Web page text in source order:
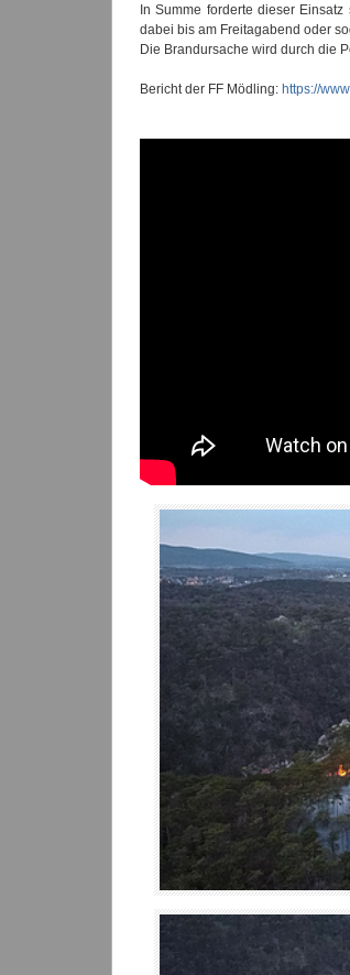
In Summe forderte dieser
dabei bis am Freitagabend oder
Die Brandursache wird durch die
Bericht der FF Mödling: https://